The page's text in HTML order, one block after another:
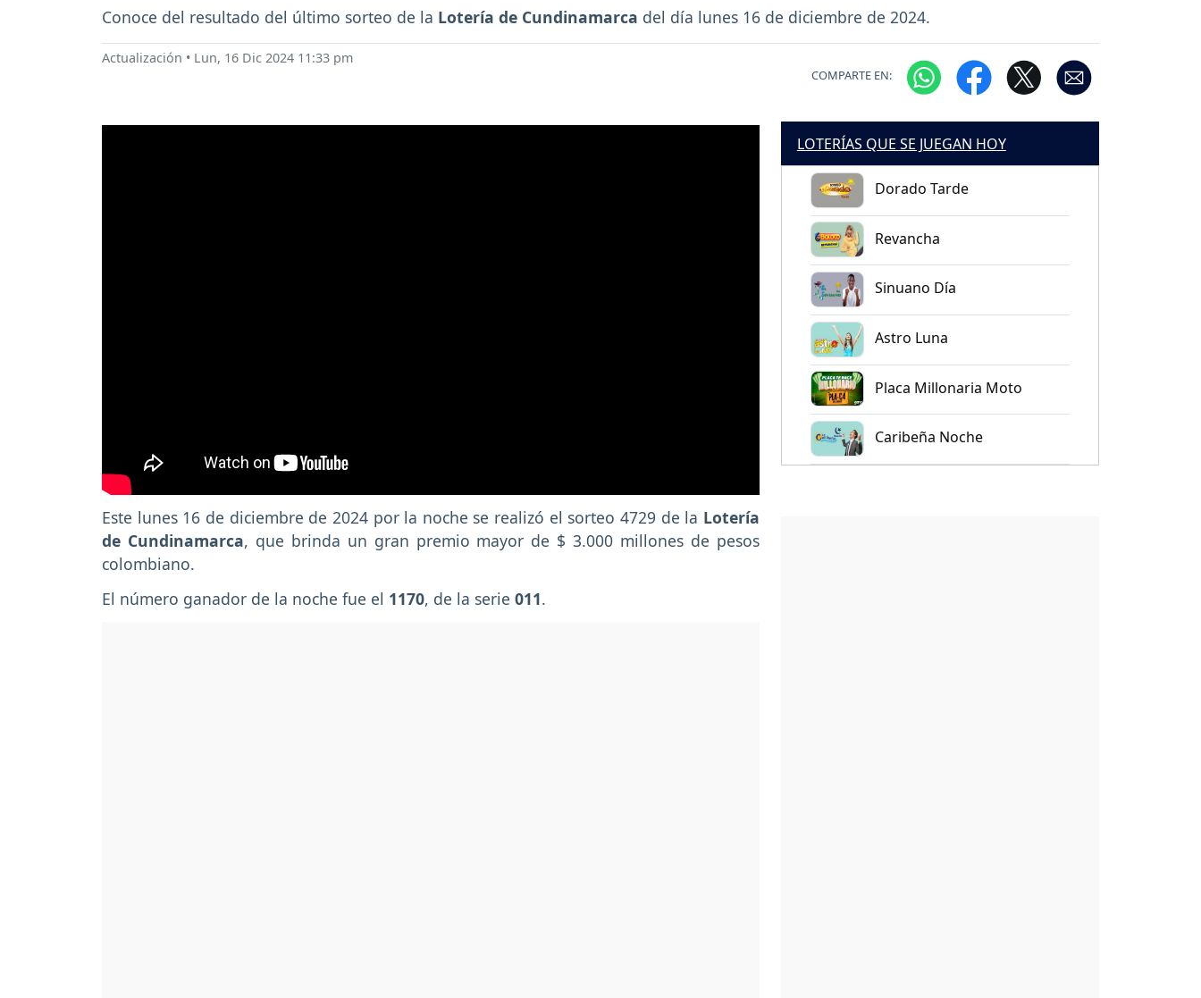
Conoce del resultado del último sorteo de la Lotería de Cundinamarca del día lunes 16 de diciembre de 2024.
Actualización • Lun, 16 Dic 2024 11:33 pm
COMPARTE EN:
LOTERÍAS QUE SE JUEGAN HOY
Dorado Tarde
Revancha
Sinuano Día
Astro Luna
Placa Millonaria Moto
Caribeña Noche
Este lunes 16 de diciembre de 2024 por la noche se realizó el sorteo 4729 de la Lotería
de Cundinamarca, que brinda un gran premio mayor de $ 3.000 millones de pesos
colombiano.
El número ganador de la noche fue el 1170, de la serie 011.